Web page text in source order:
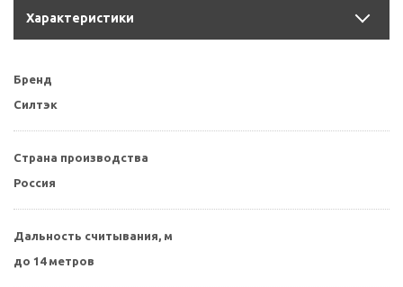
Характеристики
Бренд
Силтэк
Страна производства
Россия
Дальность считывания, м
до 14 метров